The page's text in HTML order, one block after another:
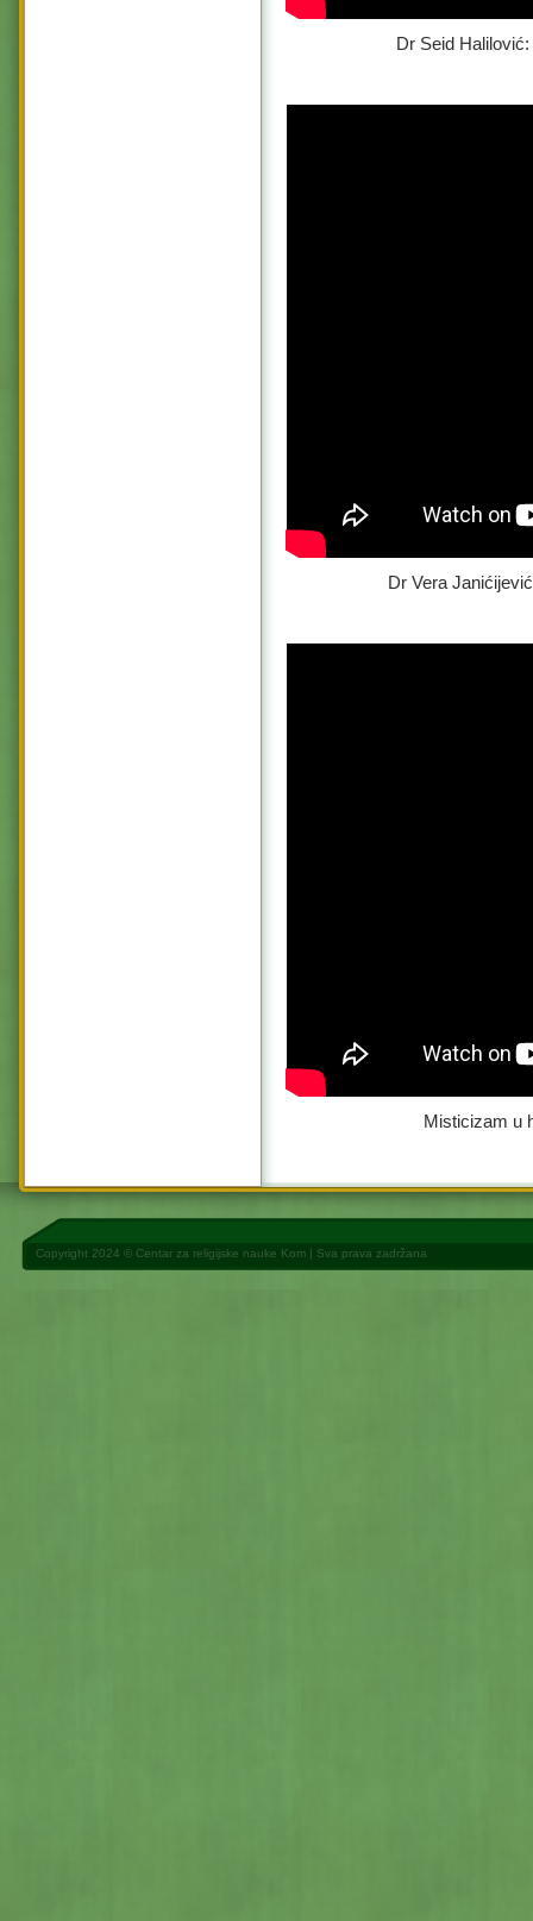
Dr Seid
Dr Vera
Misticizam u
Copyright 2024 © Centar za religijske nauke Kom | Sva prava zadržana